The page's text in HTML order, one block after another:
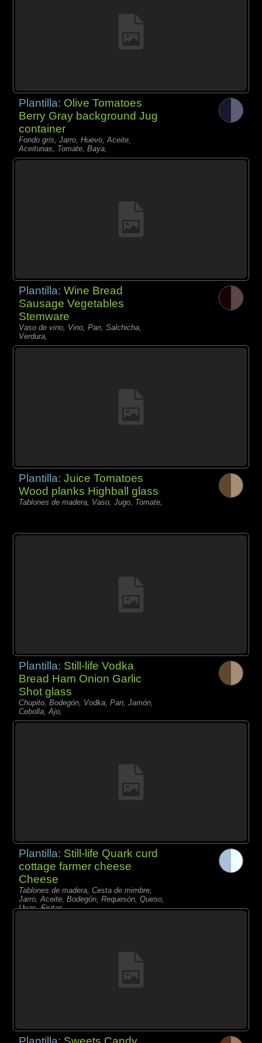
Plantilla: Olive Tomatoes
Berry Gray background Jug
container
Fondo gris, Jarro, Huevo, Aceite,
Aceitunas, Tomate, Baya,
Plantilla:Wine Bread
Sausage Vegetables
Stemware
Vaso de vino, Vino, Pan, Salchicha,
Verdura,
Plantilla:Juice Tomatoes
Wood planks Highball glass
Tablones de madera, Vaso, Jugo, Tomate,
Plantilla: Still-life Vodka
Bread Ham Onion Garlic
Shot glass
Chupito, Bodegón, Vodka, Pan, Jamón,
Cebolla, Ajo,
Plantilla: Still-life Quark curd
cottage farmer cheese
Cheese
Tablones de madera, Cesta de mimbre,
Jarro, Aceite, Bodegón, Requesón, Queso,
Uvas, Frutas,